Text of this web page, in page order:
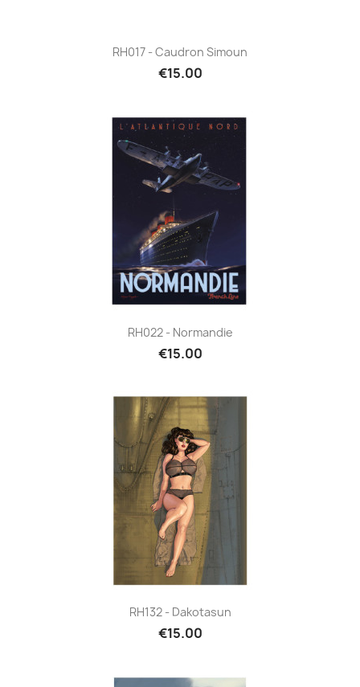
RH017 - Caudron Simoun
€15.00
RH022 - Normandie
€15.00
RH132 - Dakotasun
€15.00